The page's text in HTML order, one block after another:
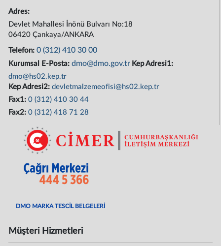
Adres:
Devlet Mahallesi İnönü Bulvarı No:18
06420 Çankaya/ANKARA
Telefon:0 (312) 410 30 00
Kurumsal E-Posta:dmo@dmo.gov.tr Kep Adresi1:
dmo@hs02.kep.tr
Kep Adresi2:devletmalzemeofisi@hs02.kep.tr
Fax1:0 (312) 410 30 44
Fax2:0 (312) 418 71 28
DMO MARKA TESCİL BELGELERİ
Müşteri Hizmetleri